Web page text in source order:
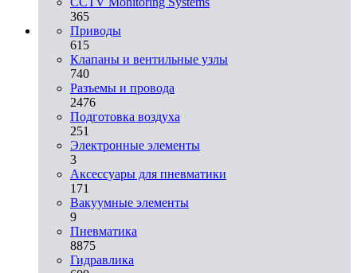
365
Приводы
615
Клапаны и вентильные узлы
740
Разъемы и провода
2476
Подготовка воздуха
251
Электронные элементы
3
Аксессуары для пневматики
171
Вакуумные элементы
9
Пневматика
8875
Гидравлика